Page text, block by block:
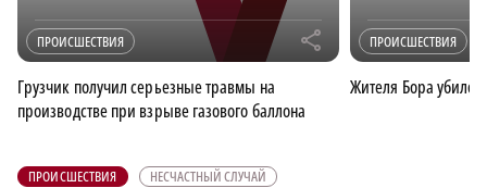
ПРОИСШЕСТВИЯ r
Грузчик получил серьезные травмы на
производстве при взрыве газового баллона
ПРОИСШЕСТВИЯ
Жителя Бора убило
ПРОИСШЕСТВИЯ НЕСЧАСТНЫЙ СЛУЧАЙ